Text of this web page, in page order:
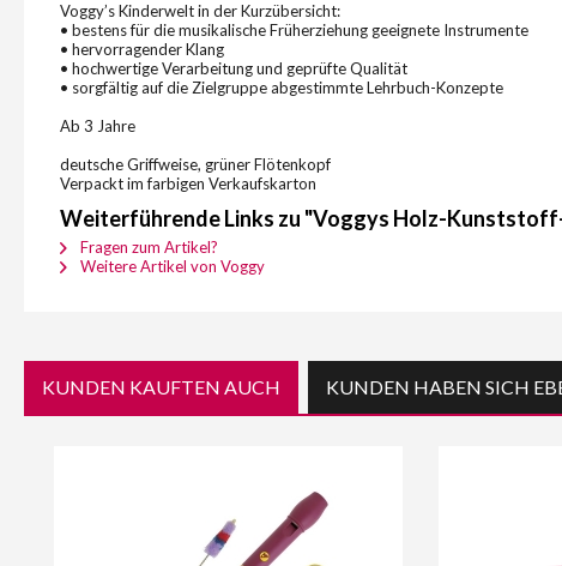
Voggy’s Kinderwelt in der Kurzübersicht:
• bestens für die musikalische Früherziehung geeignete Instrumente
• hervorragender Klang
• hochwertige Verarbeitung und geprüfte Qualität
• sorgfältig auf die Zielgruppe abgestimmte Lehrbuch-Konzepte
Ab 3 Jahre
deutsche Griffweise, grüner Flötenkopf
Verpackt im farbigen Verkaufskarton
Weiterführende Links zu "Voggys Holz-
Fragen zum Artikel?
Weitere Artikel von Voggy
KUNDEN KAUFTEN AUCH KUNDEN HABEN SICH